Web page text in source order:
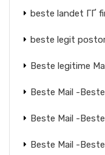
beste landet ГҐ
beste legit
Beste legitime
Beste Mail -
Beste Mail -
Beste Mail -